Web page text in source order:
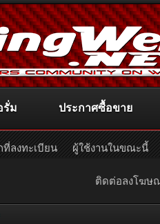
ติดต่อลงโฆษ
รั่ม ประกาศซื้อขาย
ลงทะเบียน ผู้ใช้งานในขณะนี้